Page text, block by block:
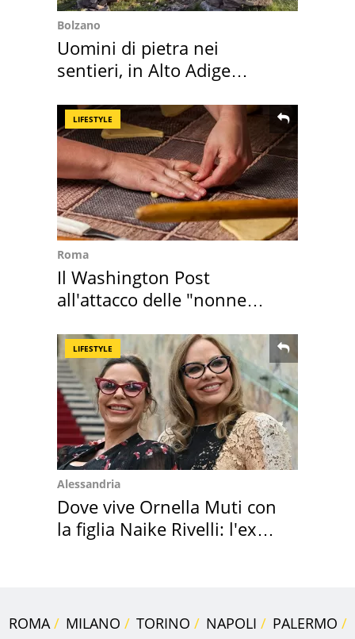
Bolzano
Uomini di pietra nei
sentieri, in Alto Adige
LIFESTYLE
Roma
Il Washington Post
all'attacco delle "nonne
LIFESTYLE
Alessandria
Dove vive Ornella Muti con
la figlia Naike Rivelli: l'ex
ROMA MILANO TORINO NAPOLI
PALERMO